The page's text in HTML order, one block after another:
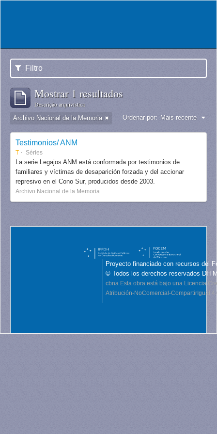
Filtro
Mostrar 1 resultados
Descrição arquivística
Archivo Nacional de la Memoria Ordenar por: Mais recente
Testimonios/ ANM
T Séries
La serie Legajos ANM está conformada por testimonios de
familiares y víctimas de desaparición forzada y del accionar
represivo en el Cono Sur, producidos desde 2003.
Archivo Nacional de la Memoria
Proyecto financiado con recursos del
© Todos los derechos reservados DH
cbna Esta obra está bajo una Licencia
Atribución-NoComercial-CompartirIgual